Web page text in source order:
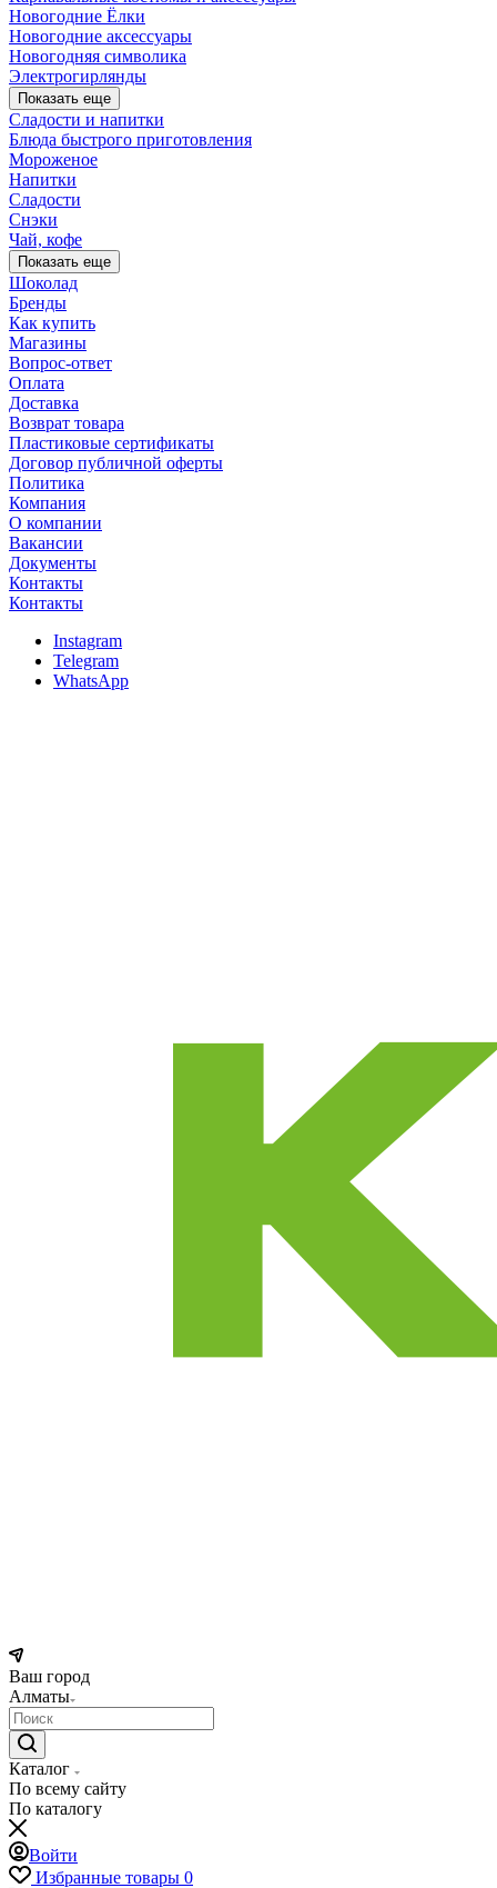
Новогодние Ёлки
Новогодние аксессуары
Новогодняя символика
Электрогирлянды
Показать еще
Сладости и напитки
Блюда быстрого приготовления
Мороженое
Напитки
Сладости
Снэки
Чай, кофе
Показать еще
Шоколад
Бренды
Как купить
Магазины
Вопрос-ответ
Оплата
Доставка
Возврат товара
Пластиковые сертификаты
Договор публичной оферты
Политика
Компания
О компании
Вакансии
Документы
Контакты
Контакты
Instagram
Telegram
WhatsApp
Ваш город
Алматы
Каталог
По всему сайту
По каталогу
Войти
Избранные товары 0